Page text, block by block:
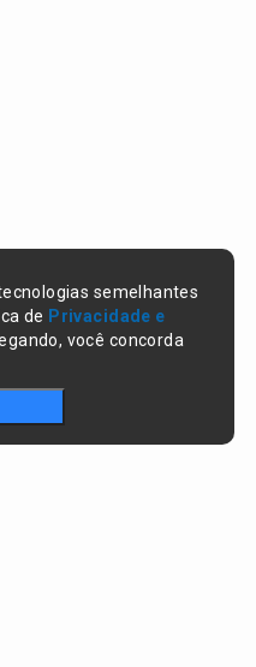
semelhantes
de Privacidade e
você concorda